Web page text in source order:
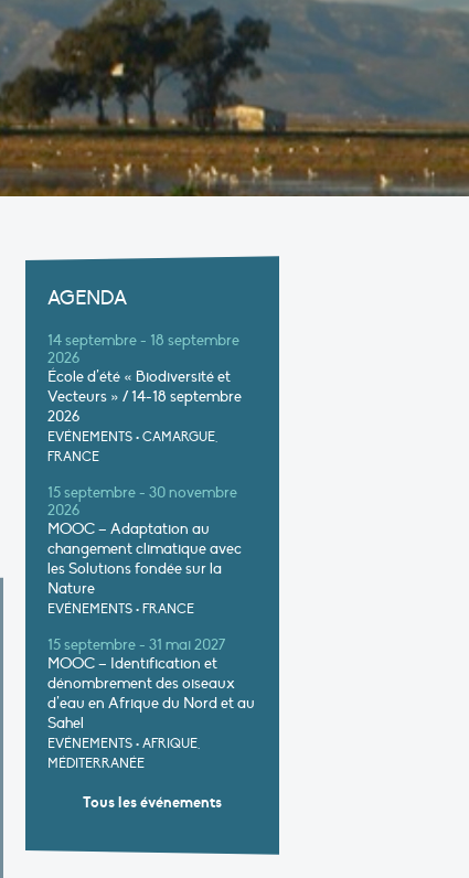
AGENDA
14 septembre - 18 septembre
2026
École d’été « Biodiversité et
Vecteurs » / 14-18 septembre
2026
EVÉNEMENTS • CAMARGUE,
FRANCE
15 septembre - 30 novembre
2026
MOOC – Adaptation au
changement climatique avec
les Solutions fondée sur la
Nature
EVÉNEMENTS • FRANCE
15 septembre - 31 mai 2027
MOOC – Identification et
dénombrement des oiseaux
d’eau en Afrique du Nord et au
Sahel
EVÉNEMENTS • AFRIQUE,
MÉDITERRANÉE
Tous les événements